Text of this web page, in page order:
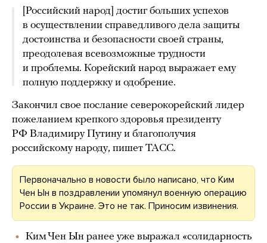
[Российский народ] достиг больших успехов
в осуществлении справедливого дела защиты
достоинства и безопасности своей страны,
преодолевая всевозможные трудности
и проблемы. Корейский народ выражает ему
полную поддержку и одобрение.
Закончил свое послание северокорейский лидер
пожеланием крепкого здоровья президенту
РФ Владимиру Путину и благополучия
российскому народу, пишет ТАСС.
Первоначально в новости было написано, что Ким
Чен Ын в поздравлении упомянул военную операцию
России в Украине. Это не так. Приносим извинения.
Ким Чен Ын ранее уже выражал «солидарность